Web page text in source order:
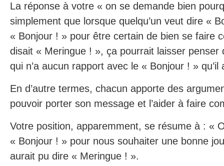
La réponse à votre « on se demande bien
simplement que lorsque quelqu’un veut dire «
« Bonjour ! » pour être certain de bien se faire
disait « Meringue ! », ça pourrait laisser penser
qui n’a aucun rapport avec le « Bonjour ! » qu’il
En d’autre termes, chacun apporte des
pouvoir porter son message et l’aider à faire
Votre position, apparemment, se résume à : «
« Bonjour ! » pour nous souhaiter une bonne
aurait pu dire « Meringue ! ».